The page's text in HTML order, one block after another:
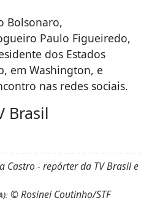
Bolsonaro,
Paulo Figueiredo,
dos Estados
em Washington, e
nas redes sociais.
Brasil
Castro - repórter da TV Brasil e
© Rosinei Coutinho/STF